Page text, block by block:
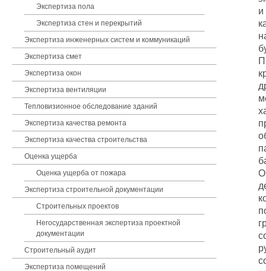
Экспертиза пола
Экспертиза стен и перекрытий
Экспертиза инженерных систем и коммуникаций
Экспертиза смет
Экспертиза окон
Экспертиза вентиляции
Тепловизионное обследование зданий
Экспертиза качества ремонта
Экспертиза качества строительства
Оценка ущерба
Оценка ущерба от пожара
Экспертиза строительной документации
Строительных проектов
Негосударственная экспертиза проектной
документации
Строительный аудит
Экспертиза помещений
и